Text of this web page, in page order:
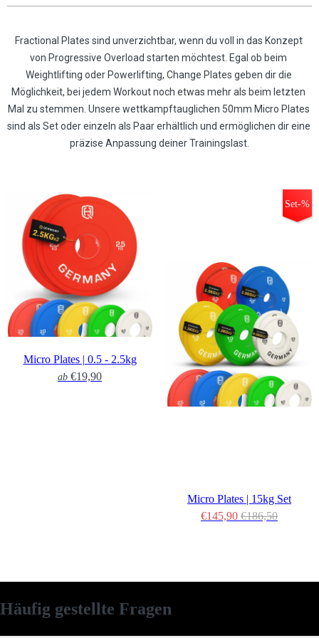
Fractional Plates sind unverzichtbar, wenn du voll in das Konzept
von Progressive Overload starten möchtest. Egal ob beim
Weightlifting oder Powerlifting, Change Plates geben dir die
Möglichkeit, bei jedem Workout noch etwas mehr als beim letzten
Mal zu stemmen. Unsere wettkampftauglichen 50mm Micro Plates
sind als Set oder einzeln als Paar erhältlich und ermöglichen dir eine
präzise Anpassung deiner Trainingslast.
Micro Plates | 0.5 - 2.5kg
ab €19,90
Set-%
Micro Plates | 15kg Set
€145,90 €186,50
Häufig gestellte Fragen